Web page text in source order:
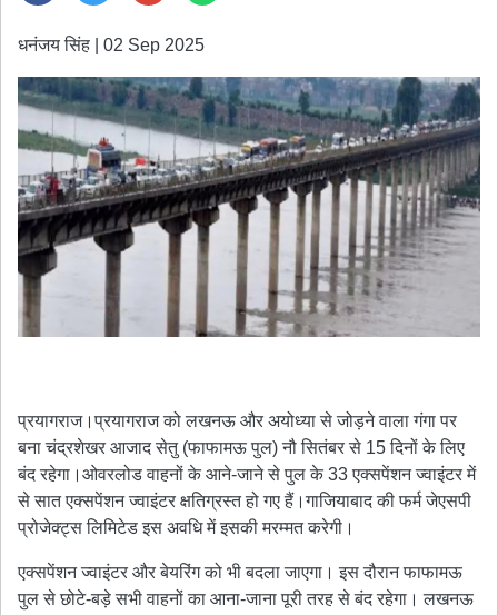
धनंजय सिंह 02 Sep 2025
प्रयागराज।प्रयागराज को लखनऊ और अयोध्या से जोड़ने वाला गंगा पर
बना चंद्रशेखर आजाद सेतु (फाफामऊ पुल) नौ सितंबर से 15 दिनों के लिए
बंद रहेगा।ओवरलोड वाहनों के आने-जाने से पुल के 33 एक्सपेंशन ज्वाइंटर में
से सात एक्सपेंशन ज्वाइंटर क्षतिग्रस्त हो गए हैं।गाजियाबाद की फर्म जेएसपी
प्रोजेक्ट्स लिमिटेड इस अवधि में इसकी मरम्मत करेगी।
एक्सपेंशन ज्वाइंटर और बेयरिंग को भी बदला जाएगा। इस दौरान फाफामऊ
पुल से छोटे-बड़े सभी वाहनों का आना-जाना पूरी तरह से बंद रहेगा। लखनऊ